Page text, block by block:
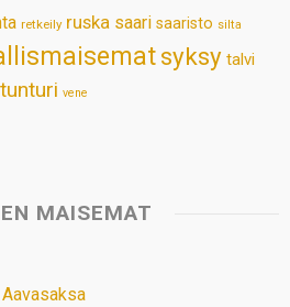
retkeily ruska saari saaristo silta
syksy talvi
tunturi vene
MAISEMAT
Aavasaksa